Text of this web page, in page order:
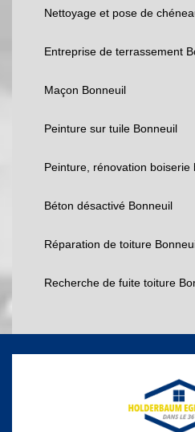
Nettoyage et pose de
Entreprise de terrassement
Maçon Bonneuil
Peinture sur tuile Bonneuil
Peinture, rénovation boiserie
Béton désactivé Bonneuil
Réparation de toiture
Recherche de fuite toiture